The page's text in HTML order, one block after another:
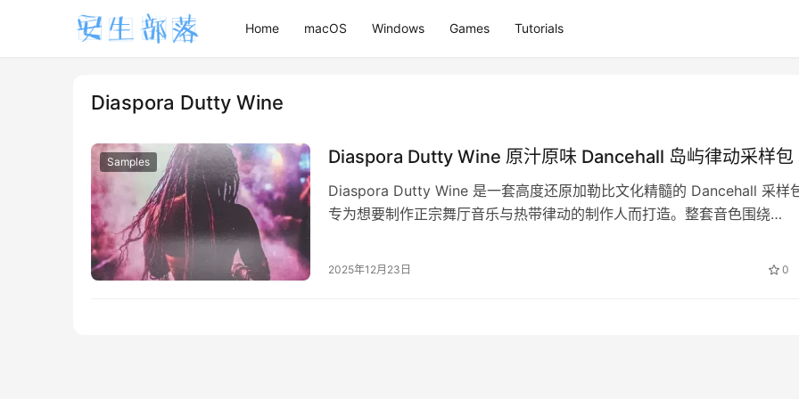
Home macOS Windows Games Tutorials
Diaspora Dutty Wine
Samples Diaspora Dutty Wine 原汁原味 Dancehall 岛屿律动采样包
Diaspora Dutty Wine 是一套高度还原加勒比文化精髓的 Dancehall 采样
专为想要制作正宗舞厅音乐与热带律动的制作人而打造。整套音色围绕
2025年12月23日 0